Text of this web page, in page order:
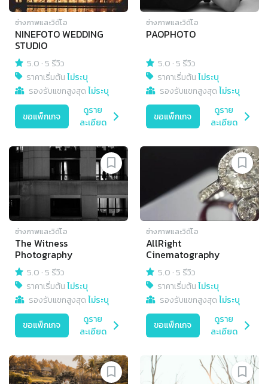
ช่างภาพและวิดีโอ
NINEFOTO WEDDING
STUDIO
5.0 · 5 รีวิว
ราคาเริ่มต้นไม่ระบุ
รองรับแขกสูงสุดไม่ระบุ
ขอแพ็กเกจ
ดูราย
ละเอียด
ช่างภาพและวิดีโอ
PAOPHOTO
5.0 · 5 รีวิว
ราคาเริ่มต้นไม่ระบุ
รองรับแขกสูงสุดไม่ระบุ
ขอแพ็กเกจ
ดูราย
ละเอียด
ช่างภาพและวิดีโอ
The Witness
Photography
5.0 · 5 รีวิว
ราคาเริ่มต้นไม่ระบุ
รองรับแขกสูงสุดไม่ระบุ
ขอแพ็กเกจ
ดูราย
ละเอียด
ช่างภาพและวิดีโอ
AllRight
Cinematography
5.0 · 5 รีวิว
ราคาเริ่มต้นไม่ระบุ
รองรับแขกสูงสุดไม่ระบุ
ขอแพ็กเกจ
ดูราย
ละเอียด